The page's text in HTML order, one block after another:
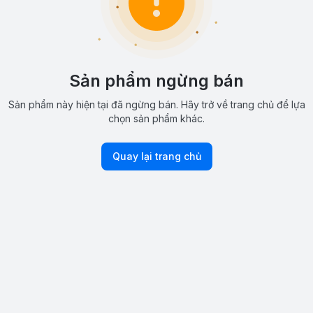
Sản phẩm ngừng bán
Sản phẩm này hiện tại đã ngừng bán. Hãy trở về trang chủ để lựa
chọn sản phẩm khác.
Quay lại trang chủ